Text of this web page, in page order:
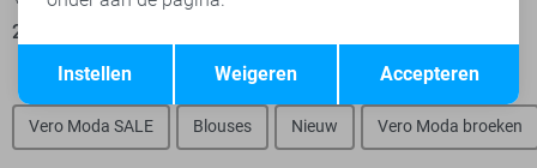
27,50
Vero Moda SALE Blouses Nieuw Vero Moda broeken
Terug Opslaan
Accepteren
Weigeren
Instellen